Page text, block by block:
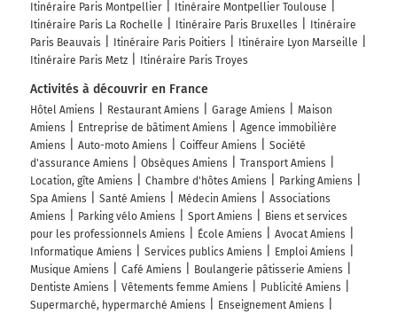
Itinéraire Paris Montpellier
Itinéraire Montpellier Toulouse
Itinéraire Paris La Rochelle
Itinéraire Paris Bruxelles
Itinéraire
Paris Beauvais
Itinéraire Paris Poitiers
Itinéraire Lyon Marseille
Itinéraire Paris Metz
Itinéraire Paris Troyes
Activités à découvrir en France
Hôtel Amiens Restaurant Amiens Garage Amiens
Maison
Amiens
Entreprise de bâtiment Amiens
Agence immobilière
Amiens
Auto-moto Amiens Coiffeur Amiens
Société
d'assurance Amiens
Obsèques Amiens
Transport Amiens
Location, gîte Amiens
Chambre d'hôtes Amiens
Parking Amiens
Spa Amiens
Santé Amiens Médecin Amiens
Associations
Amiens
Parking vélo Amiens Sport Amiens
Biens et services
pour les professionnels Amiens
École Amiens
Avocat Amiens
Informatique Amiens
Services publics Amiens
Emploi Amiens
Musique Amiens
Café Amiens
Boulangerie pâtisserie Amiens
Dentiste Amiens
Vêtements femme Amiens
Publicité Amiens
Supermarché, hypermarché Amiens
Enseignement Amiens